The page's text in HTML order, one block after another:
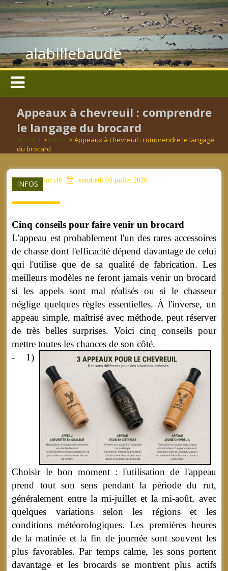
alabillebaude
Appeaux à chevreuil : comprendre
le langage du brocard
ACCUEIL > INFOS > Appeaux à chevreuil : comprendre le langage
du brocard
INFOS
aucun mot clé vendredi 03 juillet 2026
Cinq conseils pour faire venir un brocard
L'appeau est probablement l'un des rares accessoires
de chasse dont l'efficacité dépend davantage de celui
qui l'utilise que de sa qualité de fabrication. Les
meilleurs modèles ne feront jamais venir un brocard
si les appels sont mal réalisés ou si le chasseur
néglige quelques règles essentielles. À l'inverse, un
appeau simple, maîtrisé avec méthode, peut réserver
de très belles surprises. Voici cinq conseils pour
mettre toutes les chances de son côté.
- 1)
Choisir le bon moment : l'utilisation de l'appeau
prend tout son sens pendant la période du rut,
généralement entre la mi-juillet et la mi-août, avec
quelques variations selon les régions et les
conditions météorologiques. Les premières heures
de la matinée et la fin de journée sont souvent les
plus favorables. Par temps calme, les sons portent
davantage et les brocards se montrent plus actifs